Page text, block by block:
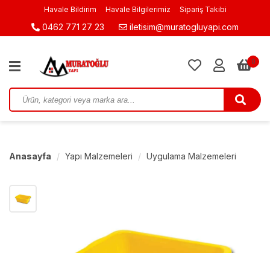
Havale Bildirim Havale Bilgilerimiz Sipariş Takibi
0462 771 27 23 iletisim@muratogluyapi.com
0
Anasayfa Yapı Malzemeleri Uygulama Malzemeleri